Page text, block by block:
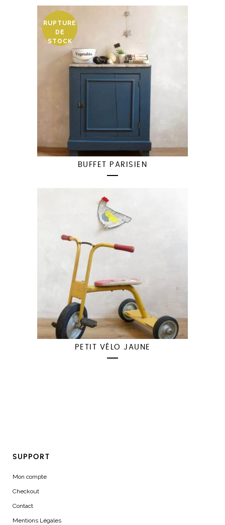
RUPTURE
DE
STOCK
BUFFET PARISIEN
PETIT VÉLO JAUNE
SUPPORT
Mon compte
Checkout
Contact
Mentions Légales